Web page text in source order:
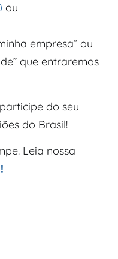
ou
empresa” ou
que entraremos
do seu
do Brasil!
Leia nossa